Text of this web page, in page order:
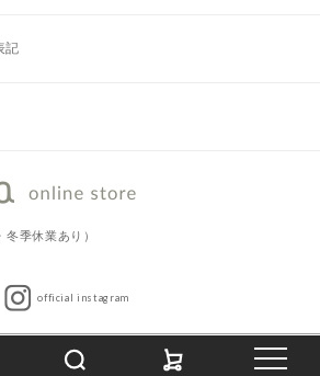
記
季休業あり）
official instagram
© 2019 @aroma. All Rights Reserved.